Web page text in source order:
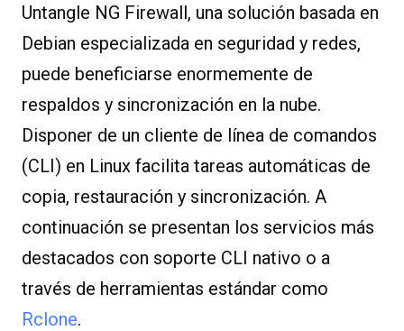
Untangle NG Firewall, una solución basada en
Debian especializada en seguridad y redes,
puede beneficiarse enormemente de
respaldos y sincronización en la nube.
Disponer de un cliente de línea de comandos
(CLI) en Linux facilita tareas automáticas de
copia, restauración y sincronización. A
continuación se presentan los servicios más
destacados con soporte CLI nativo o a
través de herramientas estándar como
Rclone.